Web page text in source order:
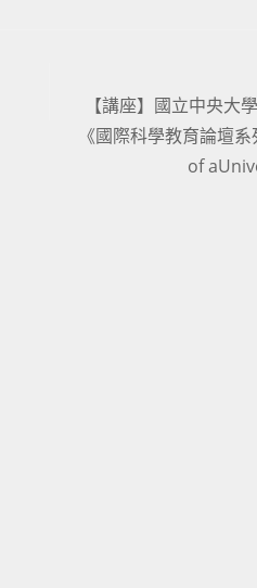
【講座】國立中央大
《國際科學教育論壇
of